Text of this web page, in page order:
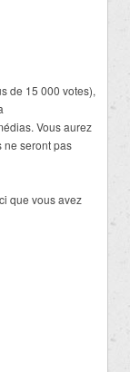
de 15 000 votes),
Vous aurez
ne seront pas
que vous avez